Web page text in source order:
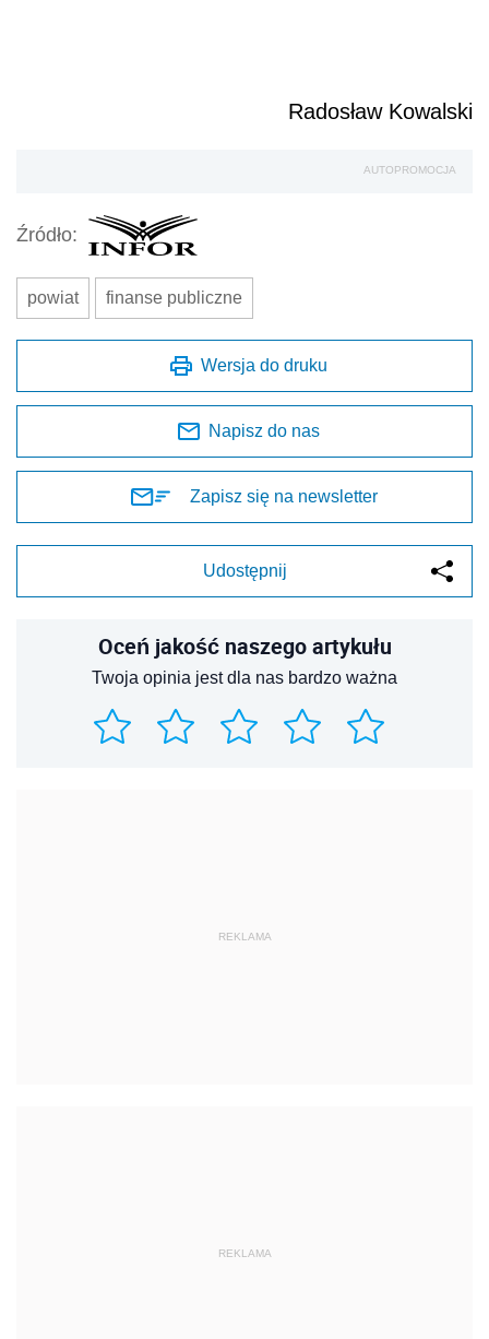
Radosław Kowalski
AUTOPROMOCJA
Źródło:
powiat finanse publiczne
Wersja do druku
Napisz do nas
Zapisz się na newsletter
Udostępnij
Oceń jakość naszego artykułu
Twoja opinia jest dla nas bardzo ważna
REKLAMA
REKLAMA